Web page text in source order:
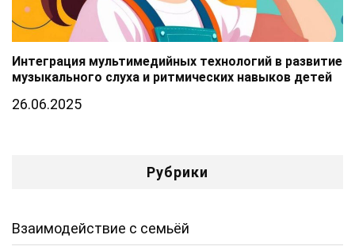
Интеграция мультимедийных технологий в развитие
музыкального слуха и ритмических навыков детей
26.06.2025
Рубрики
Взаимодействие с семьёй